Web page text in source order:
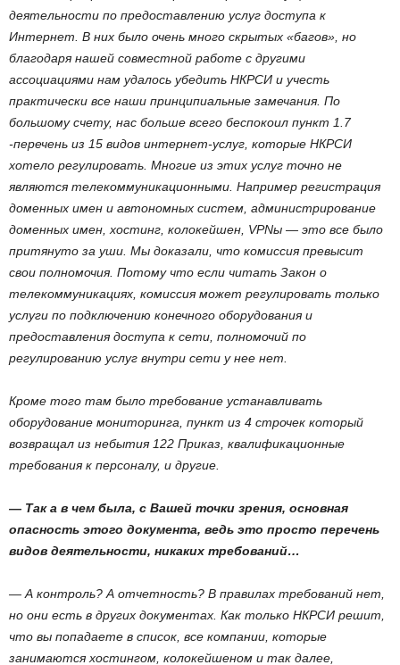
деятельности по предоставлению услуг доступа к
Интернет. В них было очень много скрытых «багов», но
благодаря нашей совместной работе с другими
ассоциациями нам удалось убедить НКРСИ и учесть
практически все наши принципиальные замечания. По
большому счету, нас больше всего беспокоил пункт 1.7
-перечень из 15 видов интернет-услуг, которые НКРСИ
хотело регулировать. Многие из этих услуг точно не
являются телекоммуникационными. Например регистрация
доменных имен и автономных систем, администрирование
доменных имен, хостинг, колокейшен, VPNы — это все было
притянуто за уши. Мы доказали, что комиссия превысит
свои полномочия. Потому что если читать Закон о
телекоммуникациях, комиссия может регулировать только
услуги по подключению конечного оборудования и
предоставления доступа к сети, полномочий по
регулированию услуг внутри сети у нее нет.
Кроме того там было требование устанавливать
оборудование мониторинга, пункт из 4 строчек который
возвращал из небытия 122 Приказ, квалификационные
требования к персоналу, и другие.
— Так а в чем была, с Вашей точки зрения, основная
опасность этого документа, ведь это просто перечень
видов деятельности, никаких требований…
— А контроль? А отчетность? В правилах требований нет,
но они есть в других документах. Как только НКРСИ решит,
что вы попадаете в список, все компании, которые
занимаются хостингом, колокейшеном и так далее,